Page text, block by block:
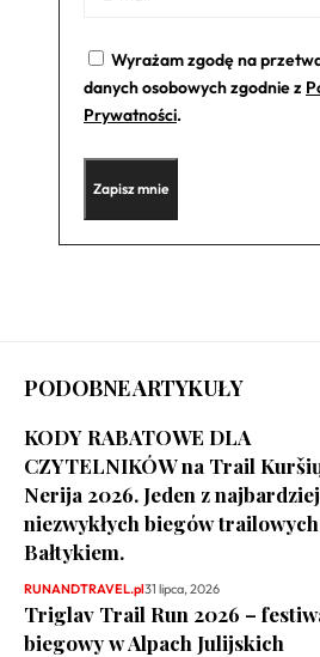
Wyrażam zgodę na
danych osobowych zgodnie z
Prywatności.
PODOBNE ARTYKUŁY
KODY RABATOWE DLA
CZYTELNIKÓW na Trail
Nerija 2026. Jeden z najbardziej
niezwykłych biegów
Bałtykiem.
RUNANDTRAVEL.pl31 lipca, 2026
Triglav Trail Run 2026 –
biegowy w Alpach Julijskich